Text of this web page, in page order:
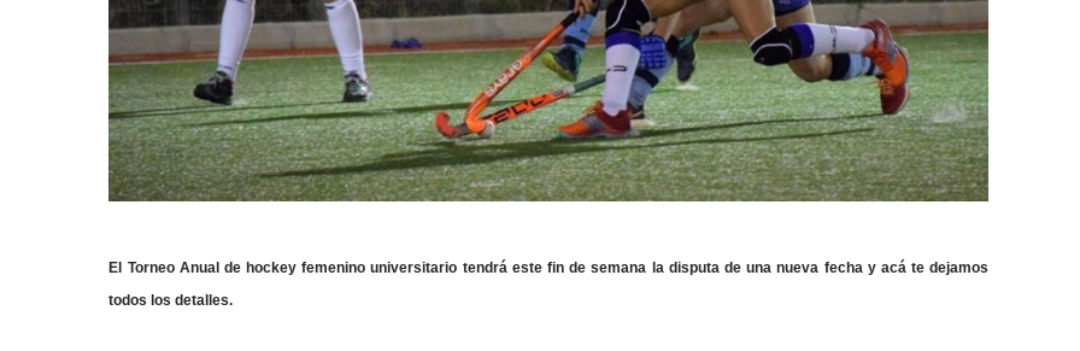
El Torneo Anual de hockey femenino universitario tendrá este fin de semana la disputa de una nueva fecha y acá te dejamos
todos los detalles.